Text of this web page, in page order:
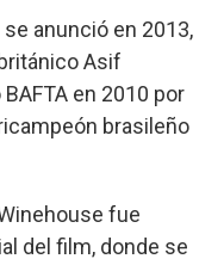
anunció en 2013,
Asif
en 2010 por
brasileño
fue
del film, donde se